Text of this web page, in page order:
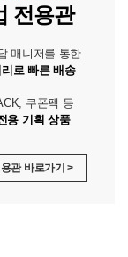
전용관
매니저를 통한
로 빠른 배송
쿠폰팩 등
용 기획 상품
관 바로가기 >